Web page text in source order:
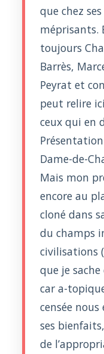
que chez
méprisants.
toujours
Barrès,
Peyrat et
peut relire
ceux qui en
Dame-de-
Mais mon
encore au
cloné dans
du champs
civilisations
que je
car a-
censée
ses
de